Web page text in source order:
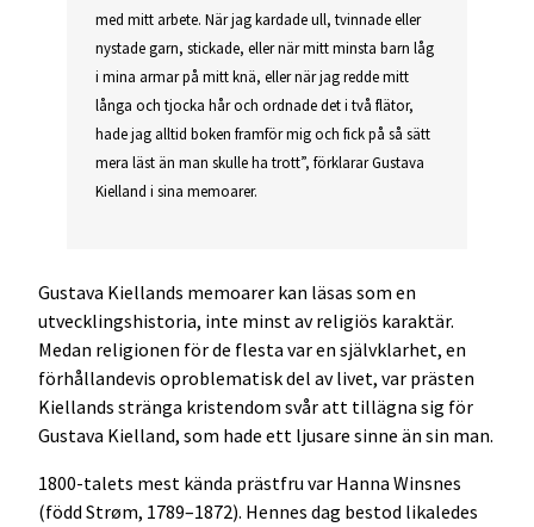
med mitt arbete. När jag kardade ull, tvinnade eller
nystade garn, stickade, eller när mitt minsta barn låg
i mina armar på mitt knä, eller när jag redde mitt
långa och tjocka hår och ordnade det i två flätor,
hade jag alltid boken framför mig och fick på så sätt
mera läst än man skulle ha trott”, förklarar Gustava
Kielland i sina memoarer.
Gustava Kiellands memoarer kan läsas som en
utvecklingshistoria, inte minst av religiös karaktär.
Medan religionen för de flesta var en självklarhet, en
förhållandevis oproblematisk del av livet, var prästen
Kiellands stränga kristendom svår att tillägna sig för
Gustava Kielland, som hade ett ljusare sinne än sin man.
1800-talets mest kända prästfru var Hanna Winsnes
(född Strøm, 1789–1872). Hennes dag bestod likaledes